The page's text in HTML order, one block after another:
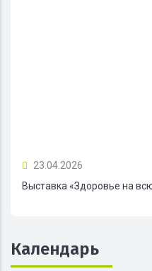
23.04.2026
Выставка «Здоровье на
Календарь